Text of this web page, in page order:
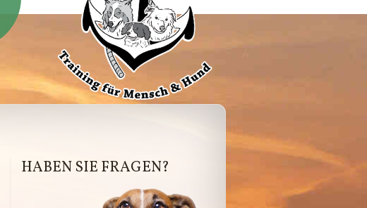
HABEN SIE FRAGEN?